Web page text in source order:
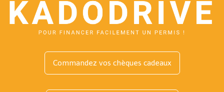
Commandez vos chèques cadeaux